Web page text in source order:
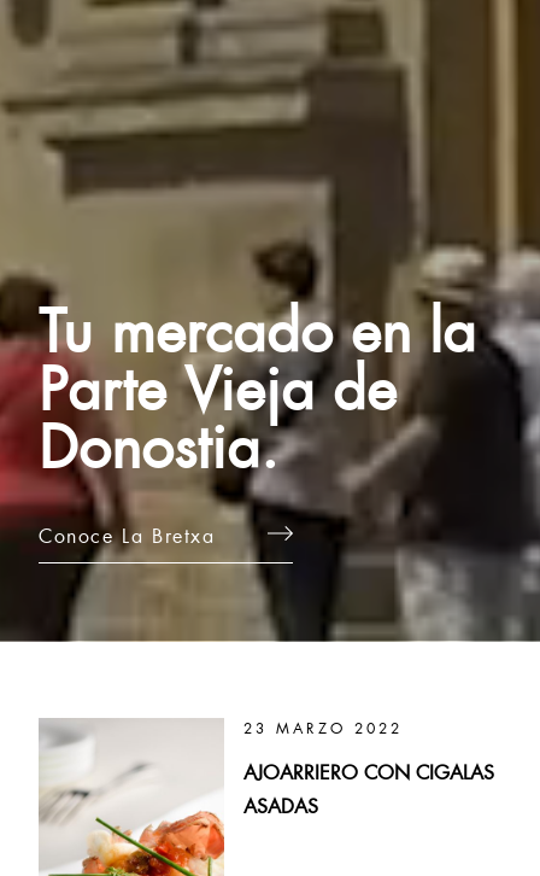
Tu mercado en la
Parte Vieja de
Donostia.
Conoce La Bretxa
23 MARZO 2022
AJOARRIERO CON CIGALAS
ASADAS